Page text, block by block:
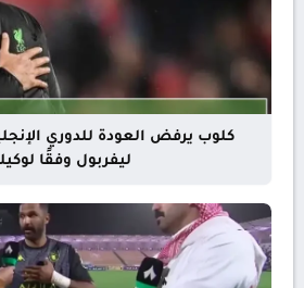
كلوب يرفض العودة للدوري
ليفربول وفقًا